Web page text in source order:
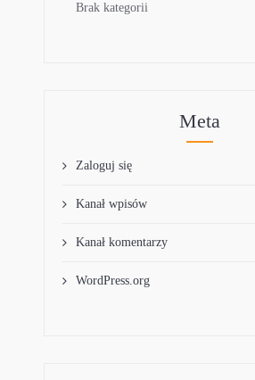
Brak kategorii
Meta
Zaloguj się
Kanał wpisów
Kanał komentarzy
WordPress.org